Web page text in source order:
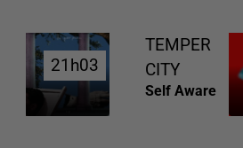
21h03
21h03
TEMPER
CITY
Self Aware